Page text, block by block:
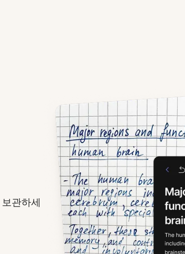
관하세